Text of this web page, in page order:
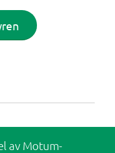
av Motum-